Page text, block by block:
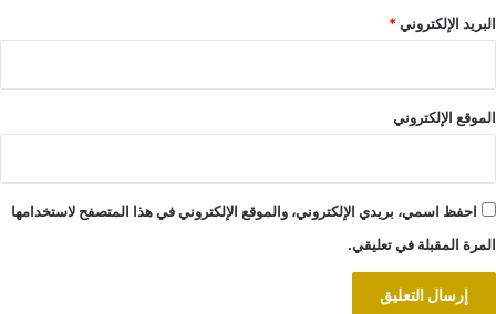
البريد الإلكتروني*
الموقع الإلكتروني
احفظ اسمي، بريدي الإلكتروني، والموقع الإلكتروني في هذا المتصفح لاستخدامها
المرة المقبلة في تعليقي.